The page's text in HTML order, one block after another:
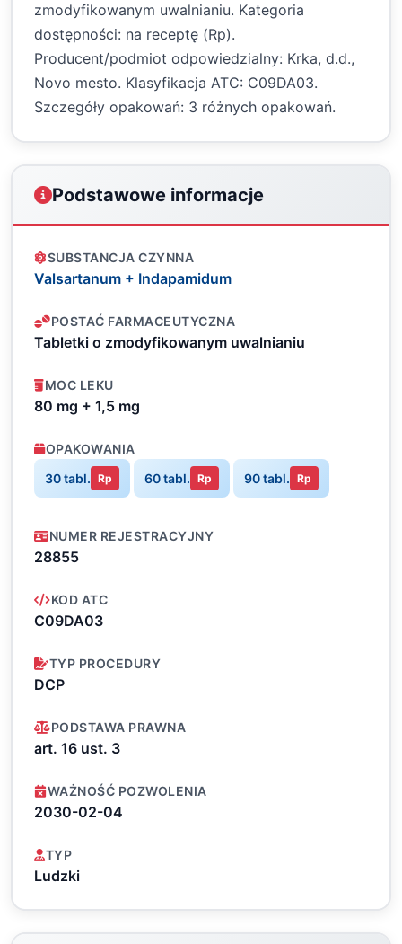
zmodyfikowanym uwalnianiu. Kategoria
dostępności: na receptę (Rp).
Producent/podmiot odpowiedzialny: Krka, d.d.,
Novo mesto. Klasyfikacja ATC: C09DA03.
Szczegóły opakowań: 3 różnych opakowań.
Podstawowe informacje
SUBSTANCJA CZYNNA
Valsartanum + Indapamidum
POSTAĆ FARMACEUTYCZNA
Tabletki o zmodyfikowanym uwalnianiu
MOC LEKU
80 mg + 1,5 mg
OPAKOWANIA
30 tabl. Rp 60 tabl. Rp 90 tabl. Rp
NUMER REJESTRACYJNY
28855
KOD ATC
C09DA03
TYP PROCEDURY
DCP
PODSTAWA PRAWNA
art. 16 ust. 3
WAŻNOŚĆ POZWOLENIA
2030-02-04
TYP
Ludzki